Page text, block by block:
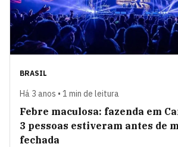
BRASIL
Há 3 anos • 1 min de leitura
Febre maculosa: fazenda em
3 pessoas estiveram antes de
fechada